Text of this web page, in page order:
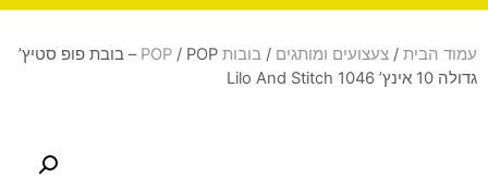
עמוד הבית / צעצועים ומותגים / בובות POP
/ POP – בובת פופ סטיץ’
גדולה 10 אינץ’ Lilo And Stitch 1046